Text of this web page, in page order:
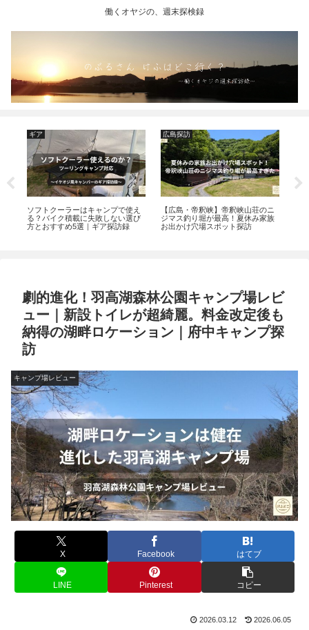
働くオヤジの、週末探検録
ギア
ソフトクーラーはキャンプで使え
る？バイク積載に失敗しない選び
方とおすすめ5選｜ギア探訪録
広島探訪
【広島・帝釈峡】帝釈峡山荘のニ
ジマス釣り堀が最高！夏休み家族
お出かけ穴場スポット探訪
劇的進化！羽高湖森林公園キャンプ場レビ
ュー｜新設トイレが超綺麗。料金改定後も
納得の湖畔ロケーション｜府中キャンプ探
訪
キャンプ場レビュー
X Facebook はてブ
LINE Pinterest コピー
2026.03.12 2026.06.05